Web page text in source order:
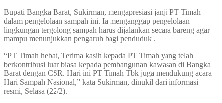
Bupati Bangka Barat, Sukirman, mengapresiasi janji PT Timah
dalam pengelolaan sampah ini. Ia menganggap pengelolaan
lingkungan tergolong sampah harus dijalankan secara bareng agar
mampu menunjukkan pengaruh bagi penduduk .
“PT Timah hebat, Terima kasih kepada PT Timah yang telah
berkontribusi luar biasa kepada pembangunan kawasan di Bangka
Barat dengan CSR. Hari ini PT Timah Tbk juga mendukung acara
Hari Sampah Nasional,” kata Sukirman, dinukil dari informasi
resmi, Selasa (22/2).